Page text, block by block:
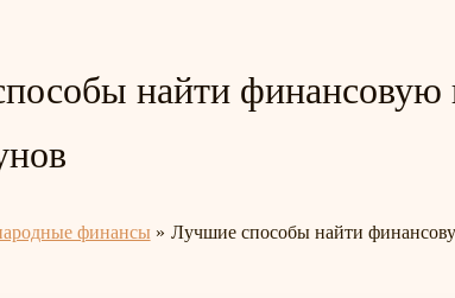
найти
финансы Лучшие способы найти